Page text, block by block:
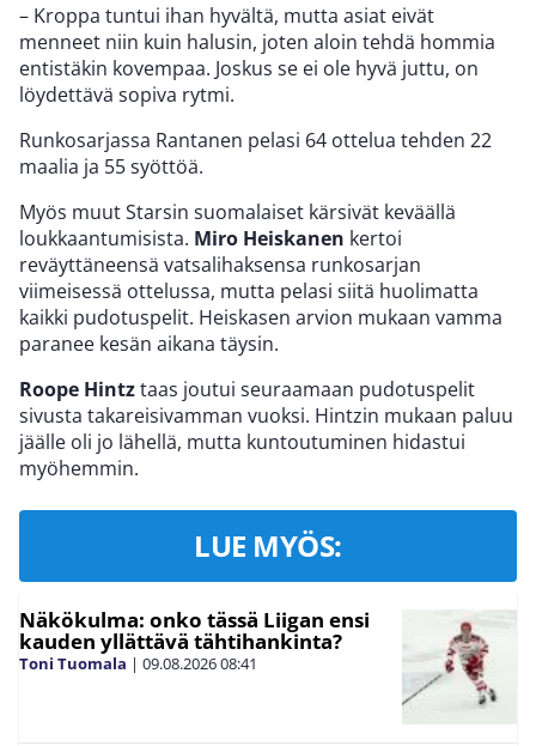
– Kroppa tuntui ihan hyvältä, mutta asiat eivät
menneet niin kuin halusin, joten aloin tehdä hommia
entistäkin kovempaa. Joskus se ei ole hyvä juttu, on
löydettävä sopiva rytmi.
Runkosarjassa Rantanen pelasi 64 ottelua tehden 22
maalia ja 55 syöttöä.
Myös muut Starsin suomalaiset kärsivät keväällä
loukkaantumisista. Miro Heiskanen kertoi
reväyttäneensä vatsalihaksensa runkosarjan
viimeisessä ottelussa, mutta pelasi siitä huolimatta
kaikki pudotuspelit. Heiskasen arvion mukaan vamma
paranee kesän aikana täysin.
Roope Hintztaas joutui seuraamaan pudotuspelit
sivusta takareisivamman vuoksi. Hintzin mukaan paluu
jäälle oli jo lähellä, mutta kuntoutuminen hidastui
myöhemmin.
LUE MYÖS:
Näkökulma: onko tässä Liigan ensi
kauden yllättävä tähtihankinta?
Toni Tuomala | 09.08.202608:41